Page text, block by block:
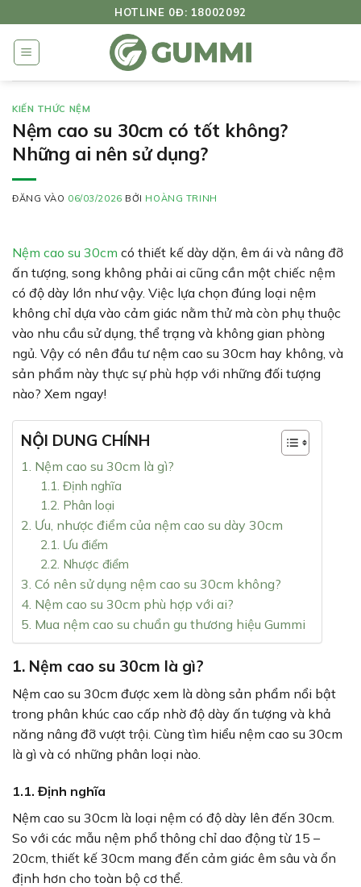
qua
dung
HOTLINE 0Đ: 18002092
KIẾN THỨC NỆM
Nệm cao su 30cm có tốt không?
Những ai nên sử dụng?
ĐĂNG VÀO 06/03/2026 BỞI HOÀNG TRINH
Nệm cao su 30cm có thiết kế dày dặn, êm ái và nâng đỡ
ấn tượng, song không phải ai cũng cần một chiếc nệm
có độ dày lớn như vậy. Việc lựa chọn đúng loại nệm
không chỉ dựa vào cảm giác nằm thử mà còn phụ thuộc
vào nhu cầu sử dụng, thể trạng và không gian phòng
ngủ. Vậy có nên đầu tư nệm cao su 30cm hay không, và
sản phẩm này thực sự phù hợp với những đối tượng
nào? Xem ngay!
NỘI DUNG CHÍNH
1. Nệm cao su 30cm là gì?
1.1. Định nghĩa
1.2. Phân loại
2. Ưu, nhược điểm của nệm cao su dày 30cm
2.1. Ưu điểm
2.2. Nhược điểm
3. Có nên sử dụng nệm cao su 30cm không?
4. Nệm cao su 30cm phù hợp với ai?
5. Mua nệm cao su chuẩn gu thương hiệu Gummi
1. Nệm cao su 30cm là gì?
Nệm cao su 30cm được xem là dòng sản phẩm nổi bật
trong phân khúc cao cấp nhờ độ dày ấn tượng và khả
năng nâng đỡ vượt trội. Cùng tìm hiểu nệm cao su 30cm
là gì và có những phân loại nào.
1.1. Định nghĩa
Nệm cao su 30cm là loại nệm có độ dày lên đến 30cm.
So với các mẫu nệm phổ thông chỉ dao động từ 15 –
20cm, thiết kế 30cm mang đến cảm giác êm sâu và ổn
định hơn cho toàn bộ cơ thể.